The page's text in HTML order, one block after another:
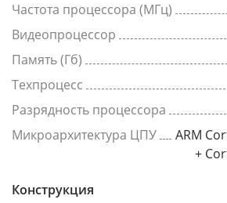
Частота процессора (МГц)
Видеопроцессор
Память (Гб)
Техпроцесс
Разрядность процессора
Микроархитектура ЦПУ
ARM
+
Конструкция